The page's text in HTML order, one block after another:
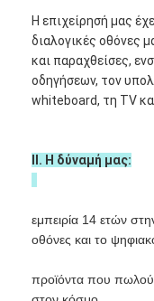
Ποιοτικός
επαφή
Όλες οι
Μιλήστε τώρα.
Η επιχείρησή μας
διαλογικές οθόνες
και παραχθείσες,
οδηγήσεων, τον
whiteboard, τη TV
ΙΙ. Η δύναμή μας:
εμπειρία 14 ετών
οθόνες και το
προϊόντα που